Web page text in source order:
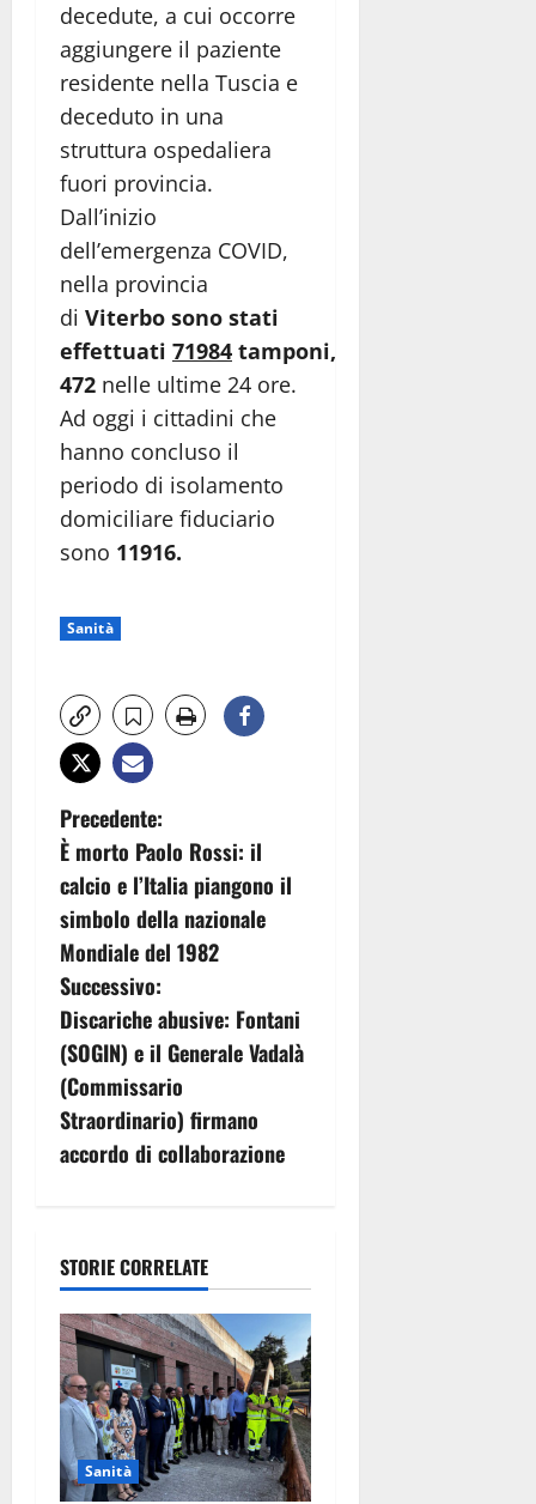
decedute, a cui occorre
aggiungere il paziente
residente nella Tuscia e
deceduto in una
struttura ospedaliera
fuori provincia.
Dall’inizio
dell’emergenza COVID,
nella provincia
di Viterbo sono stati
effettuati 71984 tamponi,
472 nelle ultime 24 ore.
Ad oggi i cittadini che
hanno concluso il
periodo di isolamento
domiciliare fiduciario
sono 11916.
Sanità
N
a
v
i
g
a
z
i
n
e
a
r
t
Precedente:
È morto Paolo Rossi: il
calcio e l’Italia piangono il
simbolo della nazionale
Mondiale del 1982
Successivo:
Discariche abusive: Fontani
(SOGIN) e il Generale Vadalà
(Commissario
Straordinario) firmano
accordo di collaborazione
STORIE CORRELATE
Sanità